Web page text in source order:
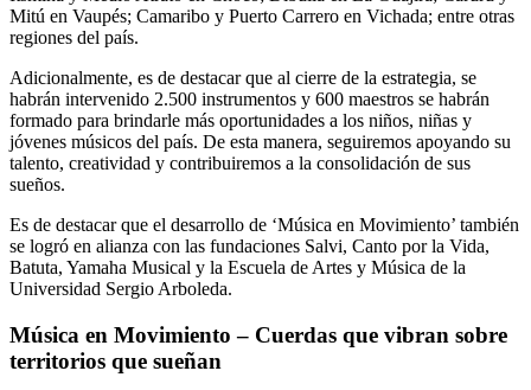
Mitú en Vaupés; Camaribo y Puerto Carrero en Vichada; entre otras
regiones del país.
Adicionalmente, es de destacar que al cierre de la estrategia, se
habrán intervenido 2.500 instrumentos y 600 maestros se habrán
formado para brindarle más oportunidades a los niños, niñas y
jóvenes músicos del país. De esta manera, seguiremos apoyando su
talento, creatividad y contribuiremos a la consolidación de sus
sueños.
Es de destacar que el desarrollo de ‘Música en Movimiento’ también
se logró en alianza con las fundaciones Salvi, Canto por la Vida,
Batuta, Yamaha Musical y la Escuela de Artes y Música de la
Universidad Sergio Arboleda.
Música en Movimiento – Cuerdas que vibran sobre
territorios que sueñan